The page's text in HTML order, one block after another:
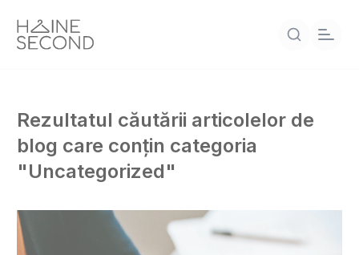
Rezultatul căutării articolelor de
blog care conțin categoria
"Uncategorized"